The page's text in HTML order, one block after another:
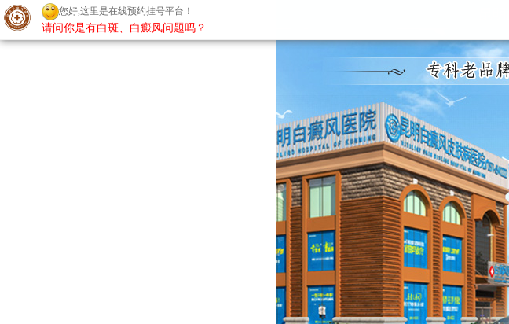
您好,这里是在线预约挂号平台！
请问你是有白斑、白癜风问题吗？